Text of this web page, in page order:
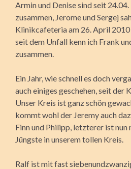
Armin und Denise sind seit
zusammen, Jerome und Sergej
Klinikcafeteria am 26. April
seit dem Unfall kenn ich Frank
zusammen.
Ein Jahr, wie schnell es doch
auch einiges geschehen, seit der
Unser Kreis ist ganz schön
kommt wohl der Jeremy auch
Finn und Philipp, letzterer ist nun
Jüngste in unserem tollen Kreis.
Ralf ist mit fast